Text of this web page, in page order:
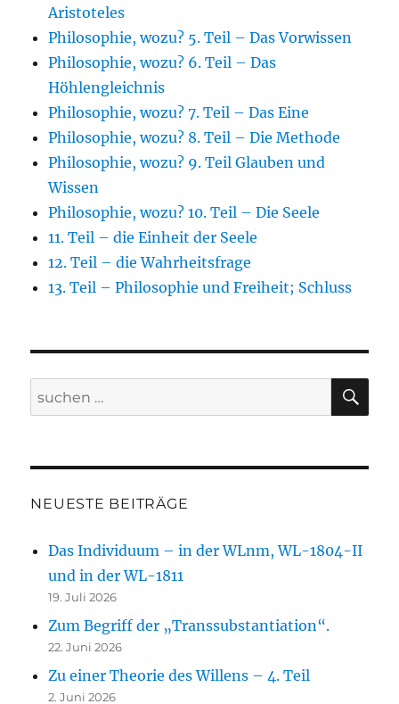
Aristoteles
Philosophie, wozu? 5. Teil – Das Vorwissen
Philosophie, wozu? 6. Teil – Das
Höhlengleichnis
Philosophie, wozu? 7. Teil – Das Eine
Philosophie, wozu? 8. Teil – Die Methode
Philosophie, wozu? 9. Teil Glauben und
Wissen
Philosophie, wozu? 10. Teil – Die Seele
11. Teil – die Einheit der Seele
12. Teil – die Wahrheitsfrage
13. Teil – Philosophie und Freiheit; Schluss
Suche
nach:
NEUESTE BEITRÄGE
Das Individuum – in der WLnm, WL-1804-II
und in der WL-1811
19. Juli 2026
Zum Begriff der „Transsubstantiation“.
22. Juni 2026
Zu einer Theorie des Willens – 4. Teil
2. Juni 2026